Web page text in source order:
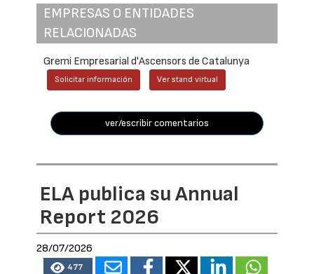
EMPRESAS O ENTIDADES
RELACIONADAS
Gremi Empresarial d'Ascensors de Catalunya
Solicitar información Ver stand virtual
ver/escribir comentarios
ELA publica su Annual
Report 2026
28/07/2026
477